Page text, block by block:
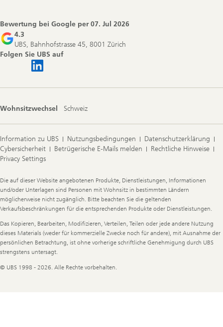
Bewertung bei Google per07. Jul 2026
4.3
UBS, Bahnhofstrasse 45, 8001 Zürich
Folgen Sie UBS auf
Wohnsitzwechsel Schweiz
Information zu UBS Nutzungsbedingungen
Datenschutzerklärung
Cybersicherheit
Betrügerische E-Mails melden
Rechtliche Hinweise
Privacy Settings
Legal
Information
Die auf dieser Website angebotenen Produkte, Dienstleistungen, Informationen
und/oder Unterlagen sind Personen mit Wohnsitz in bestimmten Ländern
möglicherweise nicht zugänglich. Bitte beachten Sie die geltenden
Verkaufsbeschränkungen für die entsprechenden Produkte oder Dienstleistungen.
Das Kopieren, Bearbeiten, Modifizieren, Verteilen, Teilen oder jede andere Nutzung
dieses Materials (weder für kommerzielle Zwecke noch für andere), mit Ausnahme der
persönlichen Betrachtung, ist ohne vorherige schriftliche Genehmigung durch UBS
strengstens untersagt.
© UBS 1998 - 2026. Alle Rechte vorbehalten.